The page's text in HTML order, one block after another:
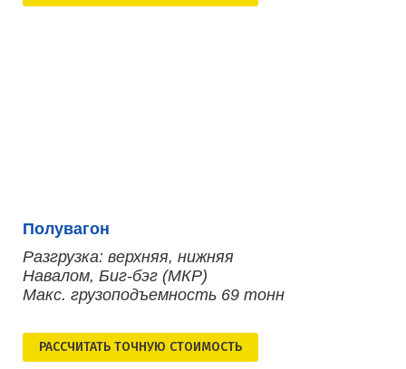
Полувагон
Разгрузка: верхняя, нижняя
Навалом, Биг-бэг (МКР)
Макс. грузоподъемность 69 тонн
РАСCЧИТАТЬ ТОЧНУЮ СТОИМОСТЬ